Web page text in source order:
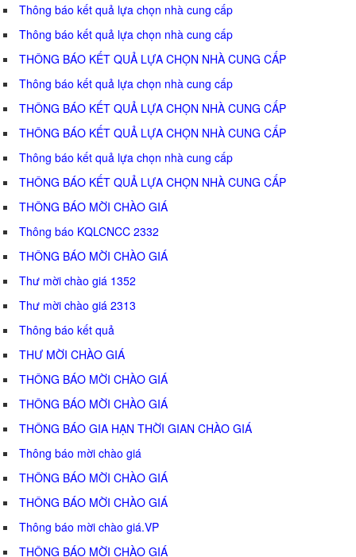
Thông báo kết quả lựa chọn nhà cung cấp
Thông báo kết quả lựa chọn nhà cung cấp
THÔNG BÁO KẾT QUẢ LỰA CHỌN NHÀ CUNG CẤP
Thông báo kết quả lựa chọn nhà cung cấp
THÔNG BÁO KẾT QUẢ LỰA CHỌN NHÀ CUNG CẤP
THÔNG BÁO KẾT QUẢ LỰA CHỌN NHÀ CUNG CẤP
Thông báo kết quả lựa chọn nhà cung cấp
THÔNG BÁO KẾT QUẢ LỰA CHỌN NHÀ CUNG CẤP
THÔNG BÁO MỜI CHÀO GIÁ
Thông báo KQLCNCC 2332
THÔNG BÁO MỜI CHÀO GIÁ
Thư mời chào giá 1352
Thư mời chào giá 2313
Thông báo kết quả
THƯ MỜI CHÀO GIÁ
THÔNG BÁO MỜI CHÀO GIÁ
THÔNG BÁO MỜI CHÀO GIÁ
THÔNG BÁO GIA HẠN THỜI GIAN CHÀO GIÁ
Thông báo mời chào giá
THÔNG BÁO MỜI CHÀO GIÁ
THÔNG BÁO MỜI CHÀO GIÁ
Thông báo mời chào giá.VP
THÔNG BÁO MỜI CHÀO GIÁ